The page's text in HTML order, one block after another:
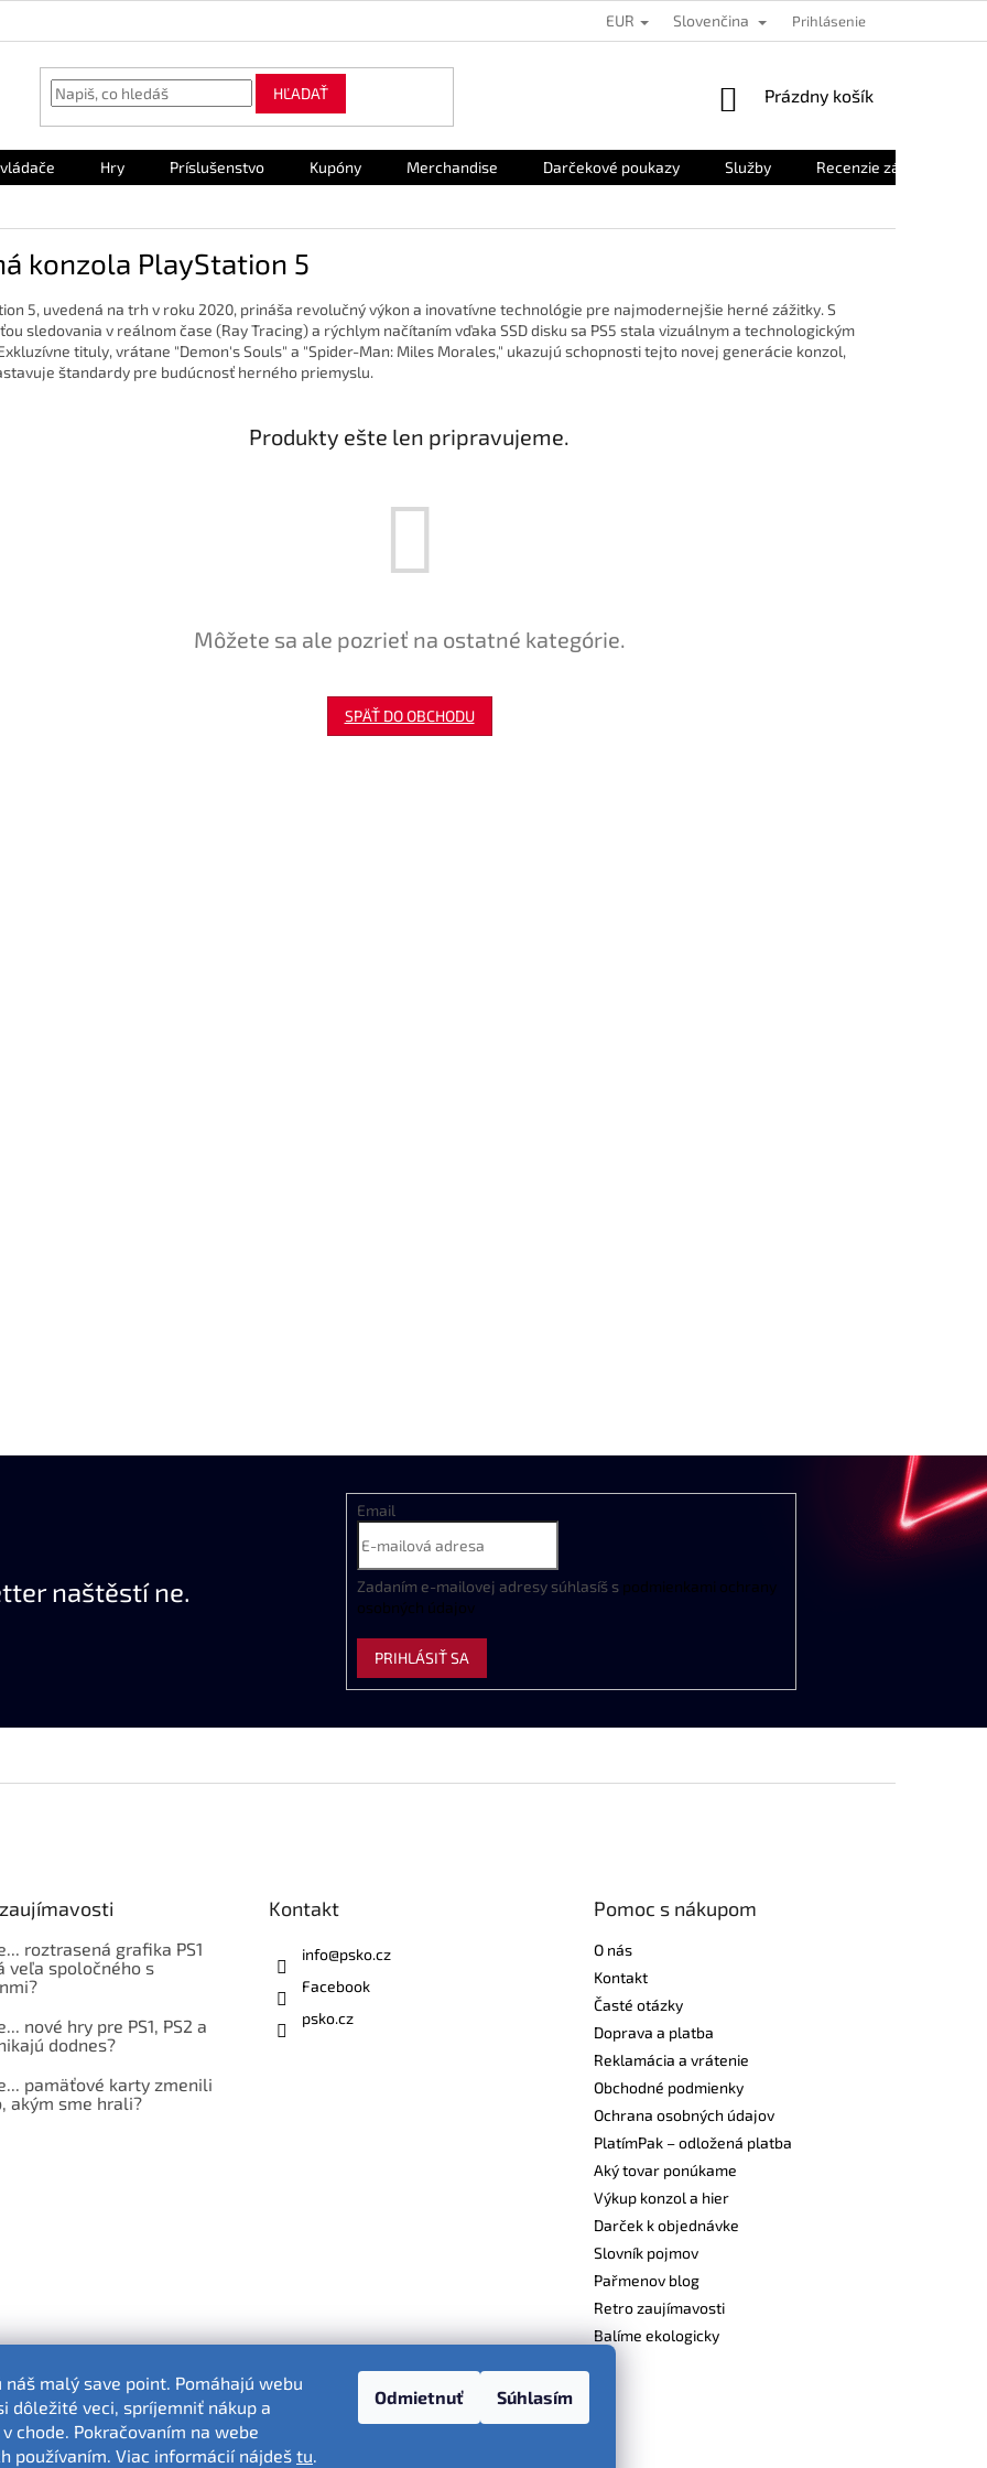
náš malý save point. Pomáhajú webu
dôležité veci, spríjemniť nákup a
chode. Pokračovaním na webe
používaním. Viac informácií nájdeš tu.
Odmietnuť Súhlasím
EUR Slovenčina Prihlásenie
HĽADAŤ
NÁKUPNÝ
Prázdny košík
Hry Príslušenstvo Kupóny Merchandise Darčekové poukazy Služby Recenzie zákazníkov
konzola PlayStation 5
5, uvedená na trh v roku 2020, prináša revolučný výkon a inovatívne technológie pre najmodernejšie herné zážitky. S
sledovania v reálnom čase (Ray Tracing) a rýchlym načítaním vďaka SSD disku sa PS5 stala vizuálnym a technologickým
tituly, vrátane "Demon's Souls" a "Spider-Man: Miles Morales," ukazujú schopnosti tejto novej generácie konzol,
štandardy pre budúcnosť herného priemyslu.
Produkty ešte len pripravujeme.
Môžete sa ale pozrieť na ostatné kategórie.
SPÄŤ DO OBCHODU
naštěstí ne.
Email
Zadaním e-mailovej adresy súhlasíš s podmienkami ochrany
osobných údajov
PRIHLÁSIŤ SA
roztrasená grafika PS1
veľa spoločného s
nové hry pre PS1, PS2 a
dodnes?
pamäťové karty zmenili
akým sme hrali?
Kontakt
info@psko.cz
Facebook
psko.cz
Pomoc s nákupom
O nás
Kontakt
Časté otázky
Doprava a platba
Reklamácia a vrátenie
Obchodné podmienky
Ochrana osobných údajov
PlatímPak – odložená platba
Aký tovar ponúkame
Výkup konzol a hier
Darček k objednávke
Slovník pojmov
Pařmenov blog
Retro zaujímavosti
Balíme ekologicky
Fotografie produktov sú ilustračné.